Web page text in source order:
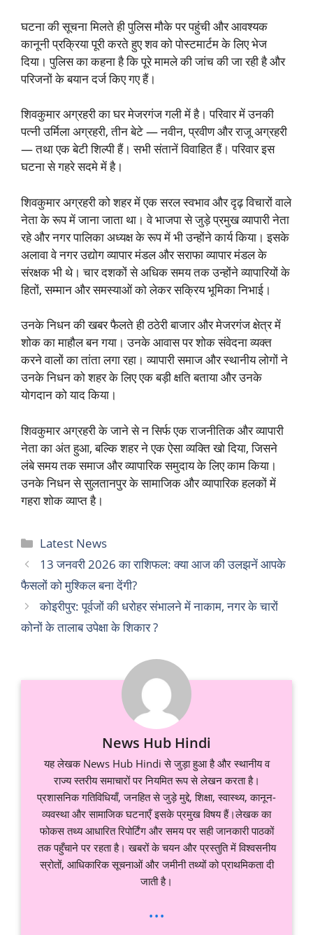
घटना की सूचना मिलते ही पुलिस मौके पर पहुंची और आवश्यक
कानूनी प्रक्रिया पूरी करते हुए शव को पोस्टमार्टम के लिए भेज
दिया। पुलिस का कहना है कि पूरे मामले की जांच की जा रही है और
परिजनों के बयान दर्ज किए गए हैं।
शिवकुमार अग्रहरी का घर मेजरगंज गली में है। परिवार में उनकी
पत्नी उर्मिला अग्रहरी, तीन बेटे — नवीन, प्रवीण और राजू अग्रहरी
— तथा एक बेटी शिल्पी हैं। सभी संतानें विवाहित हैं। परिवार इस
घटना से गहरे सदमे में है।
शिवकुमार अग्रहरी को शहर में एक सरल स्वभाव और दृढ़ विचारों वाले
नेता के रूप में जाना जाता था। वे भाजपा से जुड़े प्रमुख व्यापारी नेता
रहे और नगर पालिका अध्यक्ष के रूप में भी उन्होंने कार्य किया। इसके
अलावा वे नगर उद्योग व्यापार मंडल और सराफा व्यापार मंडल के
संरक्षक भी थे। चार दशकों से अधिक समय तक उन्होंने व्यापारियों के
हितों, सम्मान और समस्याओं को लेकर सक्रिय भूमिका निभाई।
उनके निधन की खबर फैलते ही ठठेरी बाजार और मेजरगंज क्षेत्र में
शोक का माहौल बन गया। उनके आवास पर शोक संवेदना व्यक्त
करने वालों का तांता लगा रहा। व्यापारी समाज और स्थानीय लोगों ने
उनके निधन को शहर के लिए एक बड़ी क्षति बताया और उनके
योगदान को याद किया।
शिवकुमार अग्रहरी के जाने से न सिर्फ एक राजनीतिक और व्यापारी
नेता का अंत हुआ, बल्कि शहर ने एक ऐसा व्यक्ति खो दिया, जिसने
लंबे समय तक समाज और व्यापारिक समुदाय के लिए काम किया।
उनके निधन से सुलतानपुर के सामाजिक और व्यापारिक हलकों में
गहरा शोक व्याप्त है।
Categories
Latest News
13 जनवरी 2026 का राशिफल: क्या आज की उलझनें आपके
फैसलों को मुश्किल बना देंगी?
कोइरीपुर: पूर्वजों की धरोहर संभालने में नाकाम, नगर के चारों
कोनों के तालाब उपेक्षा के शिकार ?
News Hub Hindi
यह लेखक News Hub Hindi से जुड़ा हुआ है और स्थानीय व
राज्य स्तरीय समाचारों पर नियमित रूप से लेखन करता है।
प्रशासनिक गतिविधियाँ, जनहित से जुड़े मुद्दे, शिक्षा, स्वास्थ्य, कानून-
व्यवस्था और सामाजिक घटनाएँ इसके प्रमुख विषय हैं।लेखक का
फोकस तथ्य आधारित रिपोर्टिंग और समय पर सही जानकारी पाठकों
तक पहुँचाने पर रहता है। खबरों के चयन और प्रस्तुति में विश्वसनीय
स्रोतों, आधिकारिक सूचनाओं और जमीनी तथ्यों को प्राथमिकता दी
जाती है।
...